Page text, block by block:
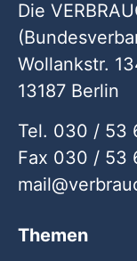
Die
Wollankstr.
13187 Berlin
Tel. 030 / 53
Fax 030 / 53
mail
Themen